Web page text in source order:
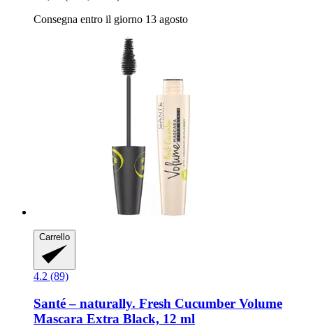
Consegna entro il giorno 13 agosto
Carrello
4.2 (89)
Santé – naturally. Fresh Cucumber Volume
Mascara Extra Black, 12 ml